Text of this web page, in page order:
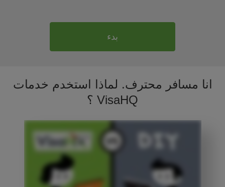
بدء
انا مسافر محترف. لماذا استخدم خدمات
VisaHQ ؟